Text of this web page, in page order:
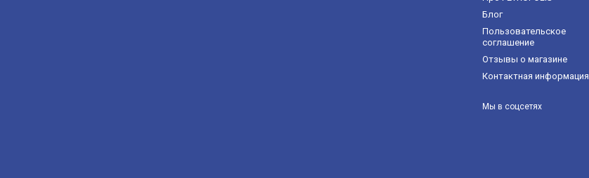
Блог
Пользовательское
соглашение
Отзывы о магазине
Контактная информация
Мы в соцсетях